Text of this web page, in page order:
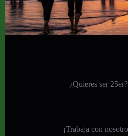
¿Quieres ser 25er?
¡Trabaja con